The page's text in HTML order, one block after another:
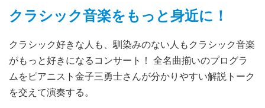
クラシック音楽をもっと身近に！
クラシック好きな人も、馴染みのない人もクラシック音楽
がもっと好きになるコンサート！ 全名曲揃いのプログラ
ムをピアニスト金子三勇士さんが分かりやすい解説トーク
を交えて演奏する。